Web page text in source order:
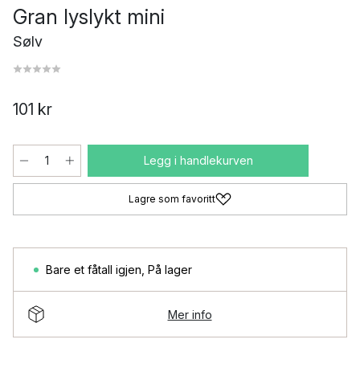
Gran lyslykt mini
Sølv
101 kr
Legg i handlekurven
Lagre som favoritt
Bare et fåtall igjen På lager
Mer info